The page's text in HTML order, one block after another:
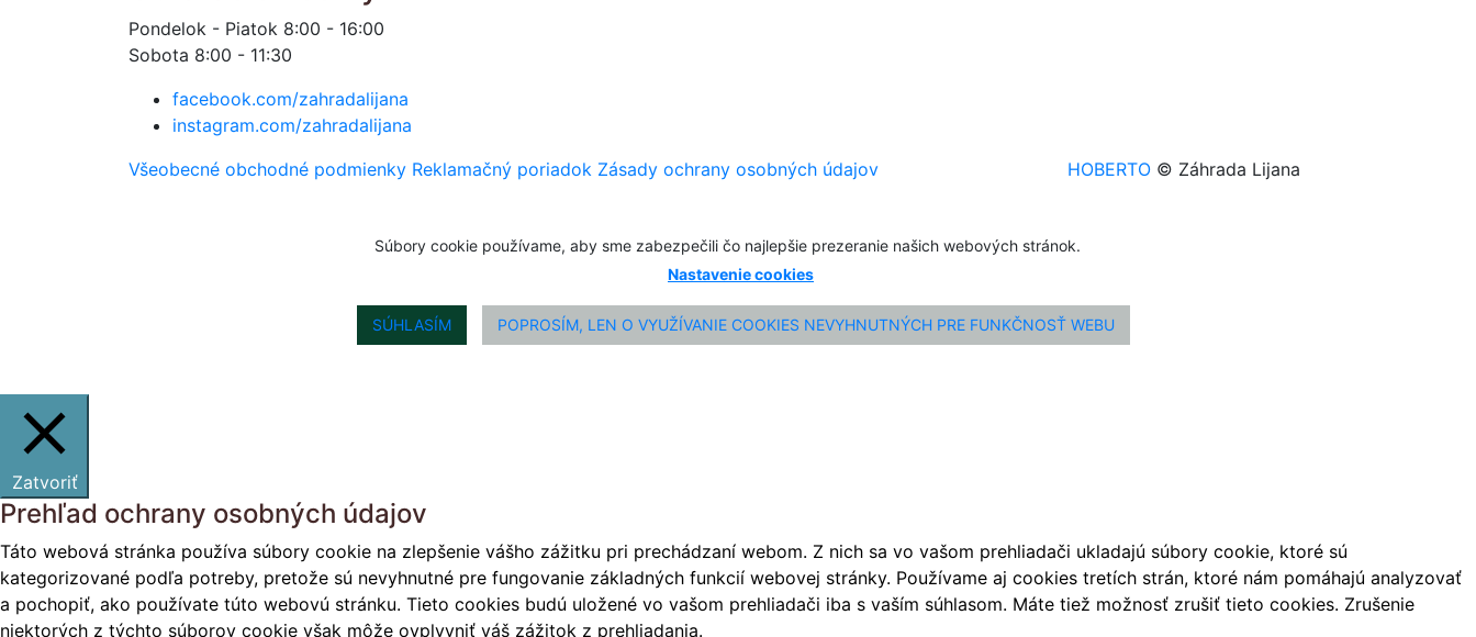
Pondelok - Piatok 8:00 - 16:00
Sobota 8:00 - 11:30
facebook.com/zahradalijana
instagram.com/zahradalijana
Všeobecné obchodné podmienky Reklamačný poriadok Zásady ochrany osobných údajov HOBERTO © Záhrada Lijana
Súbory cookie používame, aby sme zabezpečili čo najlepšie prezeranie našich webových stránok.
Nastavenie cookies
SÚHLASÍM POPROSÍM, LEN O VYUŽÍVANIE COOKIES NEVYHNUTNÝCH PRE FUNKČNOSŤ WEBU
Zatvoriť
Prehľad ochrany osobných údajov
Táto webová stránka používa súbory cookie na zlepšenie vášho zážitku pri prechádzaní webom. Z nich sa vo vašom prehliadači ukladajú súbory cookie, ktoré sú
kategorizované podľa potreby, pretože sú nevyhnutné pre fungovanie základných funkcií webovej stránky. Používame aj cookies tretích strán, ktoré nám pomáhajú analyzovať
a pochopiť, ako používate túto webovú stránku. Tieto cookies budú uložené vo vašom prehliadači iba s vaším súhlasom. Máte tiež možnosť zrušiť tieto cookies. Zrušenie
niektorých z týchto súborov cookie však môže ovplyvniť váš zážitok z prehliadania.